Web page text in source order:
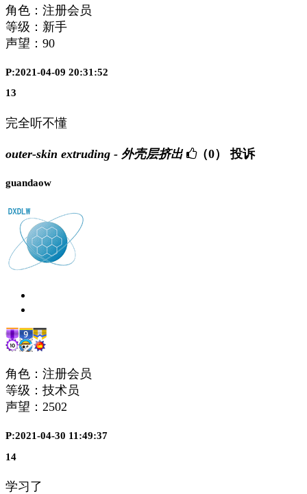
角色：注册会员
等级：新手
声望： 90
P:2021-04-09 20:31:52
13
完全听不懂
outer-skin extruding - 外壳层挤出 （0） 投诉
guandaow
角色：注册会员
等级：技术员
声望： 2502
P:2021-04-30 11:49:37
14
学习了